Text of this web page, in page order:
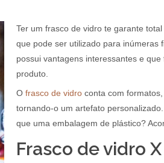
Ter um frasco de vidro te garante
que pode ser utilizado para inúmeras
possui vantagens interessantes e
produto.
O frasco de vidro conta com
tornando-o um artefato
que uma embalagem de plástico?
Frasco de vidro